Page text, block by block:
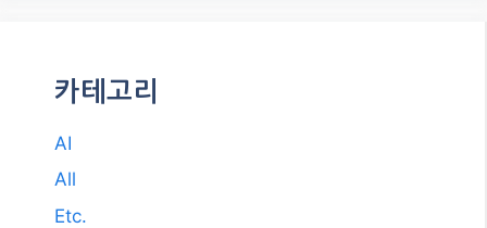
돈 되는 정보